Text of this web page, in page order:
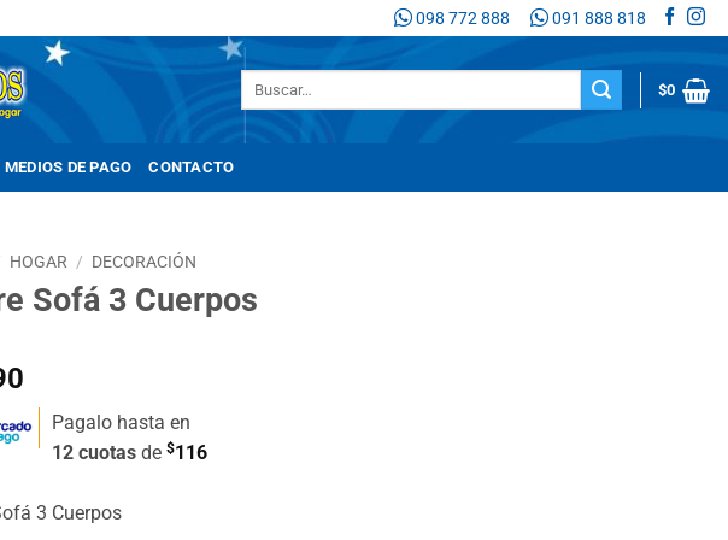
098 772 888 091 888 818
$0
MEDIOS DE PAGO CONTACTO
HOGAR / DECORACIÓN
Sofá 3 Cuerpos
Pagalo hasta en
12 cuotas de $116
3 Cuerpos